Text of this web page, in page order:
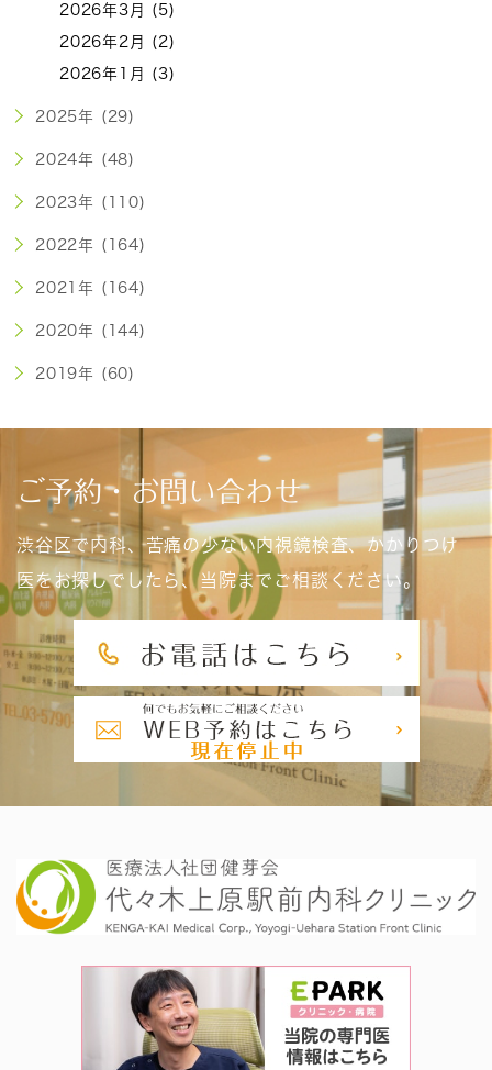
2026年3月 (5)
2026年2月 (2)
2026年1月 (3)
2025年 (29)
2024年 (48)
2023年 (110)
2022年 (164)
2021年 (164)
2020年 (144)
2019年 (60)
ご予約・お問い合わせ
渋谷区で内科、苦痛の少ない内視鏡検査、かかりつけ
医をお探しでしたら、当院までご相談ください。